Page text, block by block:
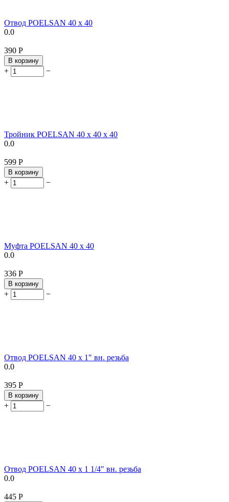
Отвод POELSAN 40 х 40
0.0
‍390‍ Р
В корзину
+ −
Тройник POELSAN 40 х 40 х 40
0.0
‍599‍ Р
В корзину
+ −
Муфта POELSAN 40 х 40
0.0
‍336‍ Р
В корзину
+ −
Отвод POELSAN 40 х 1" вн. резьба
0.0
‍395‍ Р
В корзину
+ −
Отвод POELSAN 40 х 1 1/4" вн. резьба
0.0
‍445‍ Р